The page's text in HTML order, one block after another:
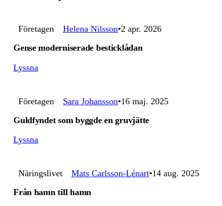
Företagen Helena Nilsson 2 apr. 2026
Gense moderniserade besticklådan
Lyssna
Företagen Sara Johansson 16 maj. 2025
Guldfyndet som byggde en gruvjätte
Lyssna
Näringslivet Mats Carlsson-Lénart 14 aug. 2025
Från hamn till hamn